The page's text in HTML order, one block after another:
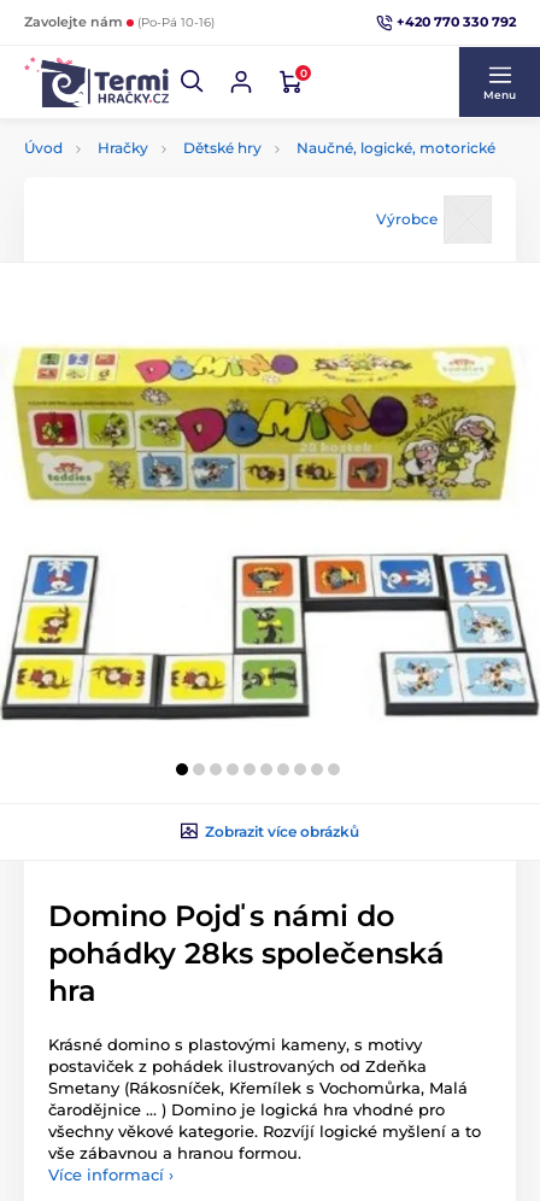
Zavolejte nám (Po-Pá 10-16) +420 770 330 792
0
Menu
Úvod Hračky Dětské hry Naučné, logické, motorické
Výrobce
Zobrazit více obrázků
Domino Pojď s námi do
pohádky 28ks společenská
hra
Krásné domino s plastovými kameny, s motivy
postaviček z pohádek ilustrovaných od Zdeňka
Smetany (Rákosníček, Křemílek s Vochomůrka, Malá
čarodějnice ... ) Domino je logická hra vhodné pro
všechny věkové kategorie. Rozvíjí logické myšlení a to
vše zábavnou a hranou formou.
Více informací ›